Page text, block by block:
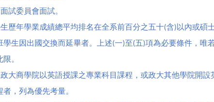
試委員會面試。
歷年學業成績總平均排名在全系前百分之五十(含) 以內或碩
學生因出國交換而延畢者。上述(一)至(五)項為必要條件，唯
。
大商學院以英語授課之專業科目課程，或政大其他學院開
，列為優先考量。